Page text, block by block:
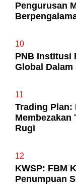
Pengurusan
10
PNB Institusi
Global Dalam
11
Trading Plan:
Membezakan
Rugi
12
KWSP: FBM
Penumpuan